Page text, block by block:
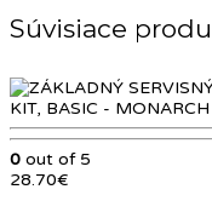
0 out of 5
28.70€